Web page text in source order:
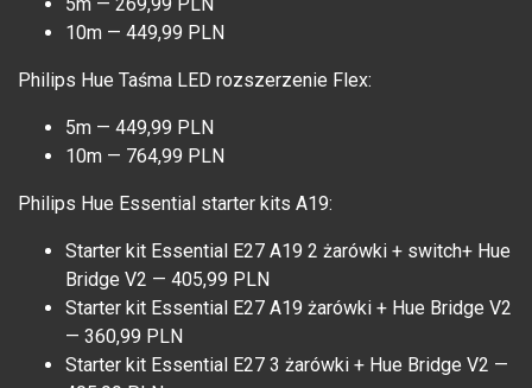
10m — 449,99 PLN
Philips Hue Taśma LED rozszerzenie Flex:
5m — 449,99 PLN
10m — 764,99 PLN
Philips Hue Essential starter kits A19:
Starter kit Essential E27 A19 2 żarówki + switch+ Hue
Bridge V2 — 405,99 PLN
Starter kit Essential E27 A19 żarówki + Hue Bridge V2
— 360,99 PLN
Starter kit Essential E27 3 żarówki + Hue Bridge V2 —